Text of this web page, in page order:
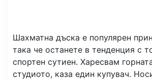
Шахматна дъска е популярен
така че останете в тенденция с
спортен сутиен. Харесвам
студиото, каза един купувач.